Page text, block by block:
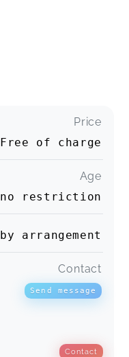
Price
Free of charge
Age
no restriction
arrangement
Contact
Send message
Contact